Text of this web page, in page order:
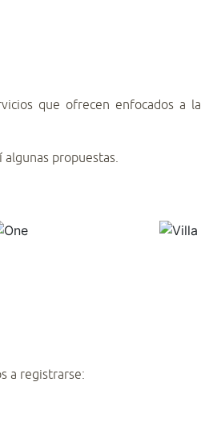
que ofrecen enfocados a la
propuestas.
a registrarse: